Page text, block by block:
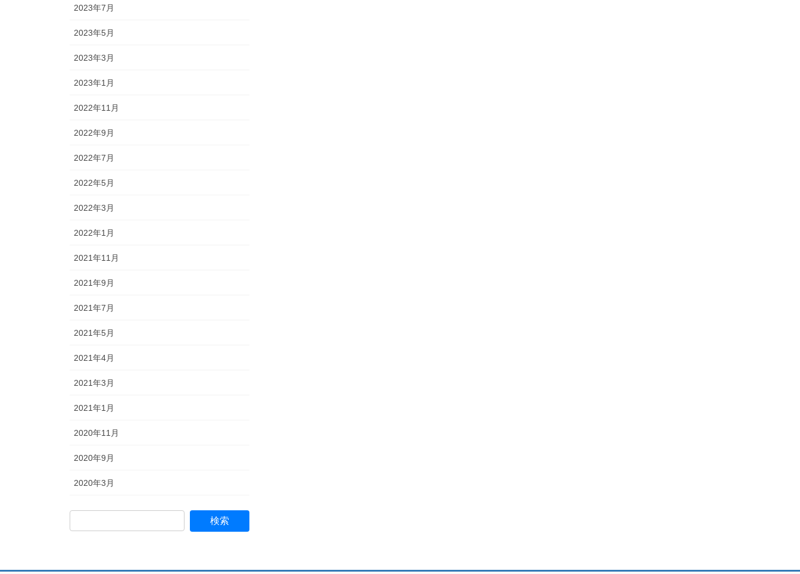
2023年7月
2023年5月
2023年3月
2023年1月
2022年11月
2022年9月
2022年7月
2022年5月
2022年3月
2022年1月
2021年11月
2021年9月
2021年7月
2021年5月
2021年4月
2021年3月
2021年1月
2020年11月
2020年9月
2020年3月